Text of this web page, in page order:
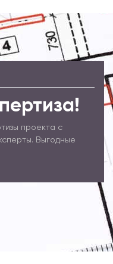
проекта с
Выгодные